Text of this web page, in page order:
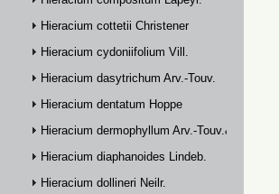
Hieracium cottetii Christener
Hieracium cydoniifolium Vill.
Hieracium dasytrichum Arv.-Touv.
Hieracium dentatum Hoppe
Hieracium dermophyllum Arv.-Touv.& Briq.
Hieracium diaphanoides Lindeb.
Hieracium dollineri Neilr.